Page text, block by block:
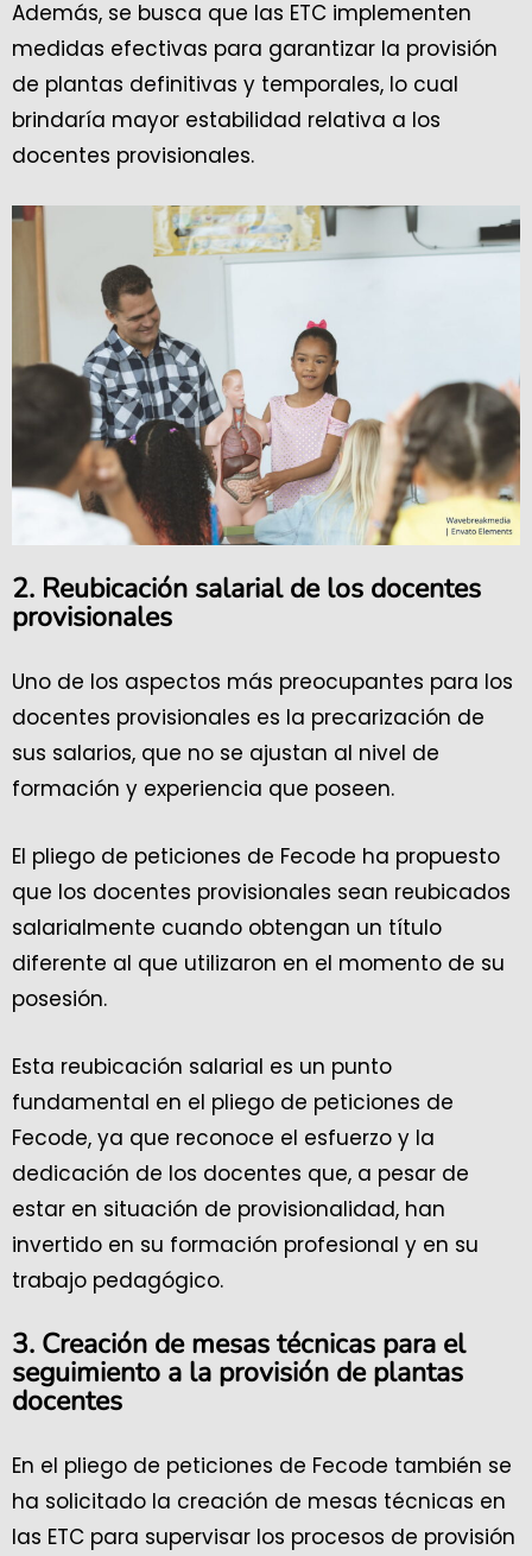
Además, se busca que las ETC implementen
medidas efectivas para garantizar la provisión
de plantas definitivas y temporales, lo cual
brindaría mayor estabilidad relativa a los
docentes provisionales.
2. Reubicación salarial de los docentes
provisionales
Uno de los aspectos más preocupantes para los
docentes provisionales es la precarización de
sus salarios, que no se ajustan al nivel de
formación y experiencia que poseen.
El pliego de peticiones de Fecode ha propuesto
que los docentes provisionales sean reubicados
salarialmente cuando obtengan un título
diferente al que utilizaron en el momento de su
posesión.
Esta reubicación salarial es un punto
fundamental en el pliego de peticiones de
Fecode, ya que reconoce el esfuerzo y la
dedicación de los docentes que, a pesar de
estar en situación de provisionalidad, han
invertido en su formación profesional y en su
trabajo pedagógico.
3. Creación de mesas técnicas para el
seguimiento a la provisión de plantas
docentes
En el pliego de peticiones de Fecode también se
ha solicitado la creación de mesas técnicas en
las ETC para supervisar los procesos de provisión